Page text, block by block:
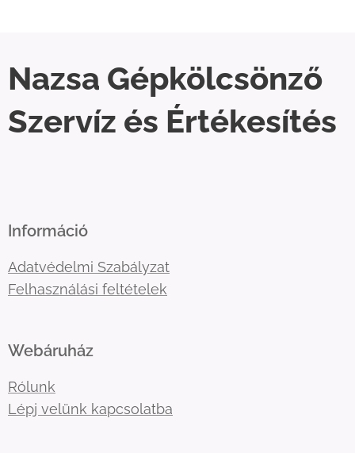
Nazsa Gépkölcsönző
Szervíz és Értékesítés
Információ
Adatvédelmi Szabályzat
Felhasználási feltételek
Webáruház
Rólunk
Lépj velünk kapcsolatba